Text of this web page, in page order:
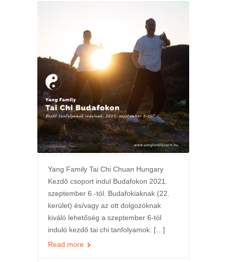
Yang Family Tai Chi Chuan Hungary
Kezdő csoport indul Budafokon 2021.
szeptember 6.-tól. Budafokiaknak (22.
kerület) és/vagy az ott dolgozóknak
kiváló lehetőség a szeptember 6-tól
induló kezdő tai chi tanfolyamok. […]
Read more